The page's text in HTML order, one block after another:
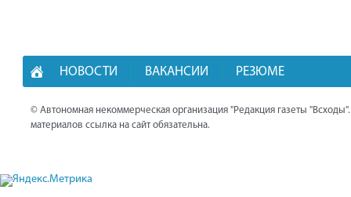
НОВОСТИ ВАКАНСИИ РЕЗЮМЕ
© Автономная некоммерческая организация "Редакция газеты
материалов ссылка на сайт обязательна.